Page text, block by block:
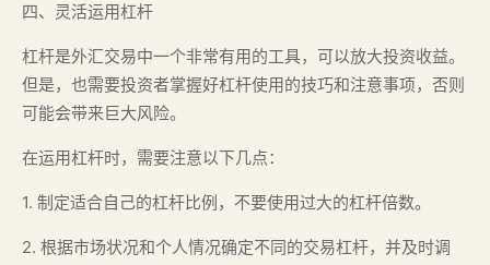
四、灵活运用杠杆
杠杆是外汇交易中一个非常有用的工具，可以放大投资收益。
但是，也需要投资者掌握好杠杆使用的技巧和注意事项，否则
可能会带来巨大风险。
在运用杠杆时，需要注意以下几点：
1. 制定适合自己的杠杆比例，不要使用过大的杠杆倍数。
2. 根据市场状况和个人情况确定不同的交易杠杆，并及时调